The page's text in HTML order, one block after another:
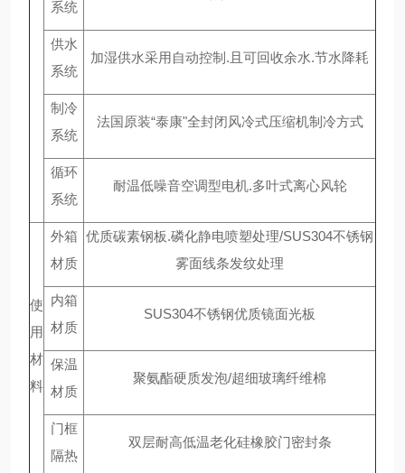
系统
供水
系统
加湿供水采用自动控制.且可回收余水.节水降耗
制冷
系统
法国原装“泰康"全封闭风冷式压缩机制冷方式
循环
系统
耐温低噪音空调型电机.多叶式离心风轮
使
用
材
料
外箱
材质
优质碳素钢板.磷化静电喷塑处理/SUS304不锈钢
雾面线条发纹处理
内箱
材质
SUS304不锈钢优质镜面光板
保温
材质
聚氨酯硬质发泡/超细玻璃纤维棉
门框
隔热
双层耐高低温老化硅橡胶门密封条